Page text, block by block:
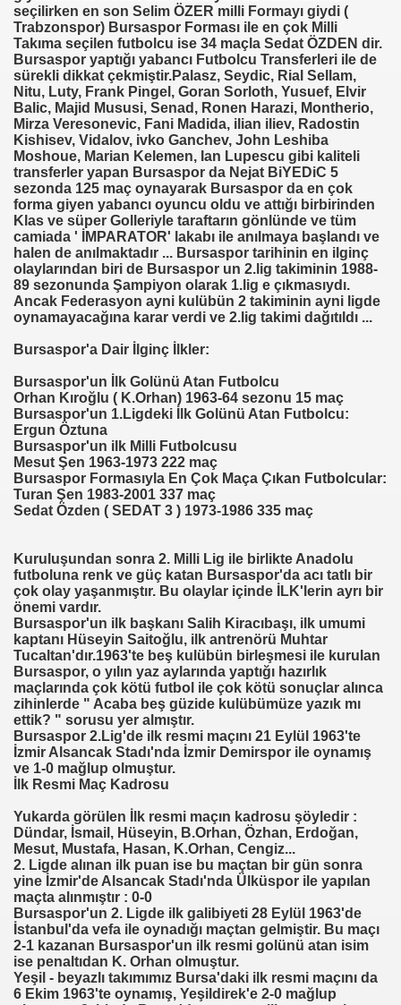
seçilirken en son Selim ÖZER milli Formayı giydi (
Trabzonspor) Bursaspor Forması ile en çok Milli
Takıma seçilen futbolcu ise 34 maçla Sedat ÖZDEN dir.
Bursaspor yaptığı yabancı Futbolcu Transferleri ile de
sürekli dikkat çekmiştir.Palasz, Seydic, Rial Sellam,
Nitu, Luty, Frank Pingel, Goran Sorloth, Yusuef, Elvir
Balic, Majid Mususi, Senad, Ronen Harazi, Montherio,
Mirza Veresonevic, Fani Madida, ilian iliev, Radostin
Kishisev, Vidalov, ivko Ganchev, John Leshiba
Moshoue, Marian Kelemen, Ian Lupescu gibi kaliteli
transferler yapan Bursaspor da Nejat BiYEDiC 5
sezonda 125 maç oynayarak Bursaspor da en çok
forma giyen yabancı oyuncu oldu ve attığı birbirinden
Klas ve süper Golleriyle taraftarın gönlünde ve tüm
camiada ' İMPARATOR' lakabı ile anılmaya başlandı ve
halen de anılmaktadır ... Bursaspor tarihinin en ilginç
olaylarından biri de Bursaspor un 2.lig takiminin 1988-
89 sezonunda Şampiyon olarak 1.lig e çıkmasıydı.
Ancak Federasyon ayni kulübün 2 takiminin ayni ligde
oynamayacağına karar verdi ve 2.lig takimi dağıtıldı ...
Bursaspor'a Dair İlginç İlkler:
Bursaspor'un İlk Golünü Atan Futbolcu
Orhan Kıroğlu ( K.Orhan) 1963-64 sezonu 15 maç
Bursaspor'un 1.Ligdeki İlk Golünü Atan Futbolcu:
Ergun Öztuna
Bursaspor'un ilk Milli Futbolcusu
Mesut Şen 1963-1973 222 maç
Bursaspor Formasıyla En Çok Maça Çıkan Futbolcular:
Turan Şen 1983-2001 337 maç
Sedat Özden ( SEDAT 3 ) 1973-1986 335 maç
Kuruluşundan sonra 2. Milli Lig ile birlikte Anadolu
futboluna renk ve güç katan Bursaspor'da acı tatlı bir
çok olay yaşanmıştır. Bu olaylar içinde İLK'lerin ayrı bir
önemi vardır.
Bursaspor'un ilk başkanı Salih Kiracıbaşı, ilk umumi
kaptanı Hüseyin Saitoğlu, ilk antrenörü Muhtar
Tucaltan'dır.1963'te beş kulübün birleşmesi ile kurulan
Bursaspor, o yılın yaz aylarında yaptığı hazırlık
maçlarında çok kötü futbol ile çok kötü sonuçlar alınca
zihinlerde " Acaba beş güzide kulübümüze yazık mı
ettik? " sorusu yer almıştır.
Bursaspor 2.Lig'de ilk resmi maçını 21 Eylül 1963'te
İzmir Alsancak Stadı'nda İzmir Demirspor ile oynamış
ve 1-0 mağlup olmuştur.
İlk Resmi Maç Kadrosu
Yukarda görülen İlk resmi maçın kadrosu şöyledir :
Dündar, İsmail, Hüseyin, B.Orhan, Özhan, Erdoğan,
Mesut, Mustafa, Hasan, K.Orhan, Cengiz...
2. Ligde alınan ilk puan ise bu maçtan bir gün sonra
yine İzmir'de Alsancak Stadı'nda Ülküspor ile yapılan
maçta alınmıştır : 0-0
Bursaspor'un 2. Ligde ilk galibiyeti 28 Eylül 1963'de
İstanbul'da vefa ile oynadığı maçtan gelmiştir. Bu maçı
2-1 kazanan Bursaspor'un ilk resmi golünü atan isim
ise penaltıdan K. Orhan olmuştur.
Yeşil - beyazlı takımımız Bursa'daki ilk resmi maçını da
6 Ekim 1963'te oynamış, Yeşildirek'e 2-0 mağlup